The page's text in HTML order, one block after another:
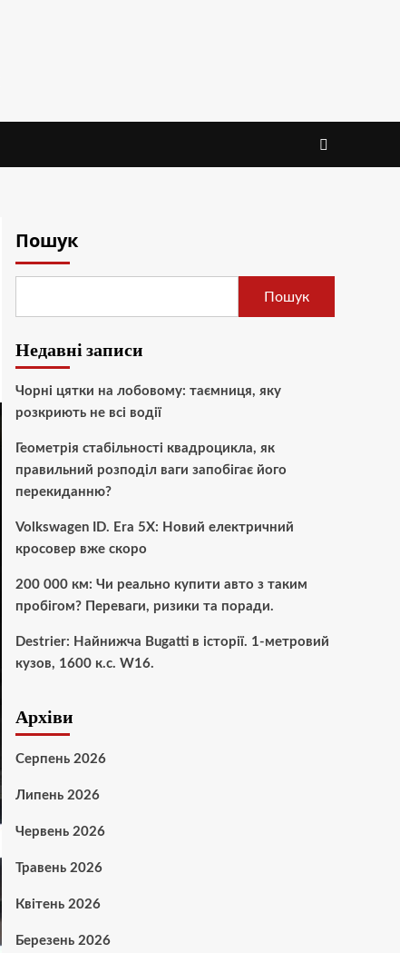
Пошук
Пошук
Недавні записи
Чорні цятки на лобовому: таємниця, яку
розкриють не всі водії
Геометрія стабільності квадроцикла, як
правильний розподіл ваги запобігає його
перекиданню?
Volkswagen ID. Era 5X: Новий електричний
кросовер вже скоро
200 000 км: Чи реально купити авто з таким
пробігом? Переваги, ризики та поради.
Destrier: Найнижча Bugatti в історії. 1-метровий
кузов, 1600 к.с. W16.
Архіви
Серпень 2026
Липень 2026
Червень 2026
Травень 2026
Квітень 2026
Березень 2026